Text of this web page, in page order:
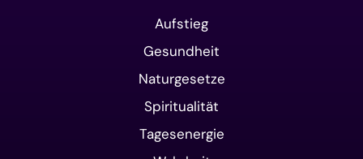
Aufstieg
Gesundheit
Naturgesetze
Spiritualität
Tagesenergie